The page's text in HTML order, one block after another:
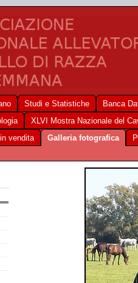
Studi e Statistiche
Banca
XLVI Mostra Nazionale del
vendita Galleria fotografica